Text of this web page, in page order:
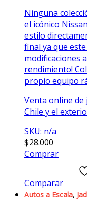
Ninguna
el icónico
estilo
final ya que
modificaciones
rendimiento!
propio equipo
Venta online de
Chile y el
SKU: n/a
$28.000
Comprar
Comparar
Autos a Escala,